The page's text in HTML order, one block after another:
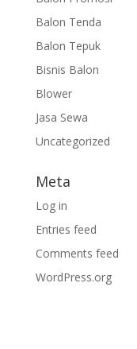
Balon Tenda
Balon Tepuk
Bisnis Balon
Blower
Jasa Sewa
Uncategorized
Meta
Log in
Entries feed
Comments feed
WordPress.org